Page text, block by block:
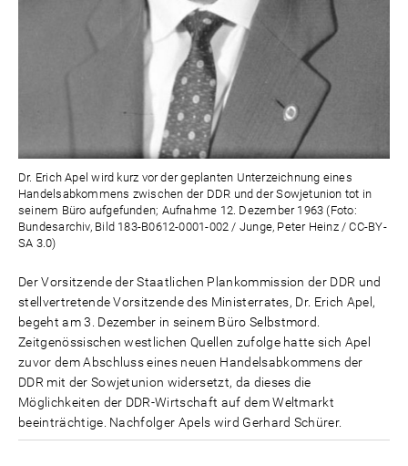
Dr. Erich Apel wird kurz vor der geplanten Unterzeichnung eines
Handelsabkommens zwischen der DDR und der Sowjetunion tot in
seinem Büro aufgefunden; Aufnahme 12. Dezember 1963 (Foto:
Bundesarchiv, Bild 183-B0612-0001-002 / Junge, Peter Heinz / CC-BY-
SA 3.0)
Der Vorsitzende der Staatlichen Plankommission der DDR und
stellvertretende Vorsitzende des Ministerrates, Dr. Erich Apel,
begeht am 3. Dezember in seinem Büro Selbstmord.
Zeitgenössischen westlichen Quellen zufolge hatte sich Apel
zuvor dem Abschluss eines neuen Handelsabkommens der
DDR mit der Sowjetunion widersetzt, da dieses die
Möglichkeiten der DDR-Wirtschaft auf dem Weltmarkt
beeinträchtige. Nachfolger Apels wird Gerhard Schürer.